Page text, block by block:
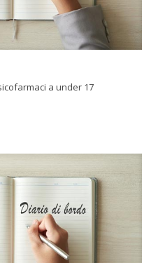
a under 17